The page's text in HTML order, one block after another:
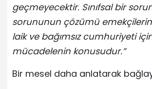
geçmeyecektir. Sınıfsal bir
sorununun çözümü
laik ve bağımsız cumhuriyeti
mücadelenin konusudur.”
Bir mesel daha anlatarak